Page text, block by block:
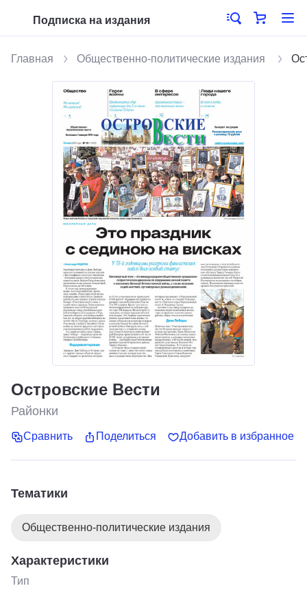
Подписка на издания
Главная Общественно-политические издания
Островские Вести
Районки
Сравнить Поделиться Добавить в избранное
Тематики
Общественно-политические издания
Характеристики
Тип